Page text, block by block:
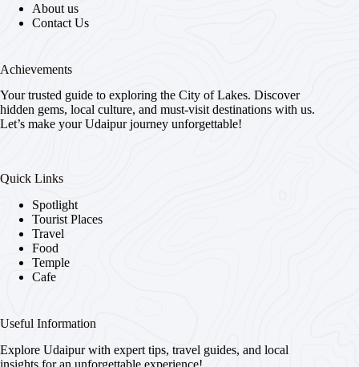
About us
Contact Us
Achievements
Your trusted guide to exploring the City of Lakes. Discover
hidden gems, local culture, and must-visit destinations with us.
Let’s make your Udaipur journey unforgettable!
Quick Links
Spotlight
Tourist Places
Travel
Food
Temple
Cafe
Useful Information
Explore Udaipur with expert tips, travel guides, and local
insights for an unforgettable experience!